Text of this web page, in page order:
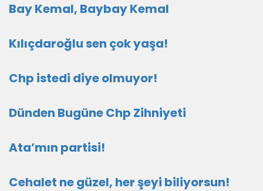
Bay Kemal, Baybay Kemal
Kılıçdaroğlu sen çok yaşa!
Chp istedi diye olmuyor!
Dünden Bugüne Chp Zihniyeti
Ata’mın partisi!
Cehalet ne güzel, her şeyi biliyorsun!